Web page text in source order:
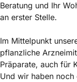
Beratung und Ihr
an erster Stelle.
Im Mittelpunkt
pflanzliche
Präparate, auch für
Und wir haben